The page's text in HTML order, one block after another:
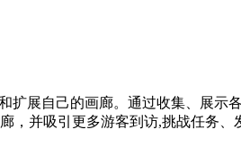
展自己的画廊。通过收集、展
并吸引更多游客到访,挑战任务